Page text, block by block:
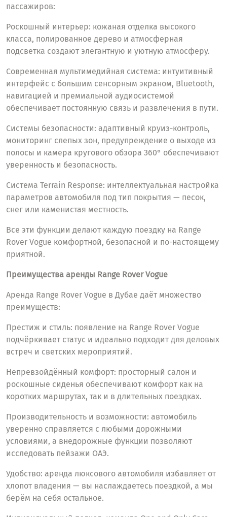
пассажиров:
Роскошный интерьер: кожаная отделка высокого
класса, полированное дерево и атмосферная
подсветка создают элегантную и уютную атмосферу.
Современная мультимедийная система: интуитивный
интерфейс с большим сенсорным экраном, Bluetooth,
навигацией и премиальной аудиосистемой
обеспечивает постоянную связь и развлечения в пути.
Системы безопасности: адаптивный круиз-контроль,
мониторинг слепых зон, предупреждение о выходе из
полосы и камера кругового обзора 360° обеспечивают
уверенность и безопасность.
Система Terrain Response: интеллектуальная настройка
параметров автомобиля под тип покрытия — песок,
снег или каменистая местность.
Все эти функции делают каждую поездку на Range
Rover Vogue комфортной, безопасной и по-настоящему
приятной.
Преимущества аренды Range Rover Vogue
Аренда Range Rover Vogue в Дубае даёт множество
преимуществ:
Престиж и стиль: появление на Range Rover Vogue
подчёркивает статус и идеально подходит для деловых
встреч и светских мероприятий.
Непревзойдённый комфорт: просторный салон и
роскошные сиденья обеспечивают комфорт как на
коротких маршрутах, так и в длительных поездках.
Производительность и возможности: автомобиль
уверенно справляется с любыми дорожными
условиями, а внедорожные функции позволяют
исследовать пейзажи ОАЭ.
Удобство: аренда люксового автомобиля избавляет от
хлопот владения — вы наслаждаетесь поездкой, а мы
берём на себя остальное.